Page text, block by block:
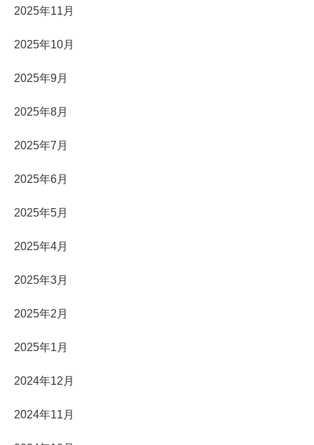
2025年11月
2025年10月
2025年9月
2025年8月
2025年7月
2025年6月
2025年5月
2025年4月
2025年3月
2025年2月
2025年1月
2024年12月
2024年11月